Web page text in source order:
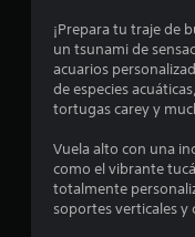
¡Prepara tu traje de
un tsunami de
acuarios
de especies
tortugas carey y
Vuela alto con una
como el vibrante
totalmente
soportes verticales y